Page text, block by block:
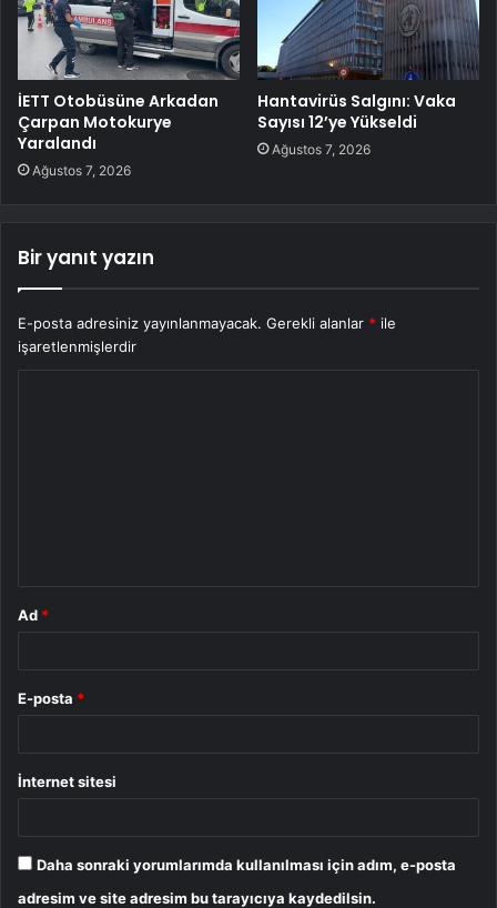
İETT Otobüsüne Arkadan
Çarpan Motokurye
Yaralandı
Ağustos 7, 2026
Hantavirüs Salgını: Vaka
Sayısı 12’ye Yükseldi
Ağustos 7, 2026
Bir yanıt yazın
E-posta adresiniz yayınlanmayacak. Gerekli alanlar * ile
işaretlenmişlerdir
Ad *
E-posta *
İnternet sitesi
Daha sonraki yorumlarımda kullanılması için adım, e-posta
adresim ve site adresim bu tarayıcıya kaydedilsin.